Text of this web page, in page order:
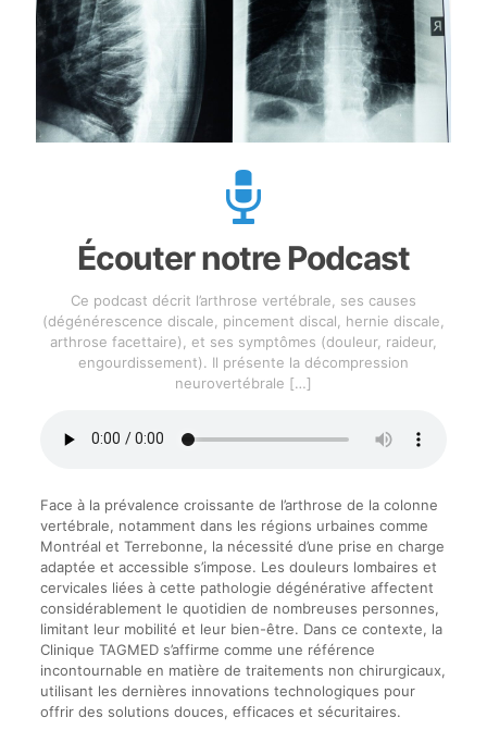
Écouter notre Podcast
Ce podcast décrit l’arthrose vertébrale, ses causes
(dégénérescence discale, pincement discal, hernie discale,
arthrose facettaire), et ses symptômes (douleur, raideur,
engourdissement). Il présente la décompression
neurovertébrale […]
Face à la prévalence croissante de l’arthrose de la colonne
vertébrale, notamment dans les régions urbaines comme
Montréal et Terrebonne, la nécessité d’une prise en charge
adaptée et accessible s’impose. Les douleurs lombaires et
cervicales liées à cette pathologie dégénérative affectent
considérablement le quotidien de nombreuses personnes,
limitant leur mobilité et leur bien-être. Dans ce contexte, la
Clinique TAGMED s’affirme comme une référence
incontournable en matière de traitements non chirurgicaux,
utilisant les dernières innovations technologiques pour
offrir des solutions douces, efficaces et sécuritaires.